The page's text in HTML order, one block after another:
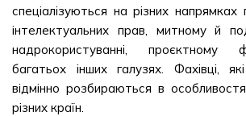
спеціалізуються на різних
інтелектуальних прав, митному й
надрокористуванні, проєктному
багатьох інших галузях. Фахівці,
відмінно розбираються в
різних країн.